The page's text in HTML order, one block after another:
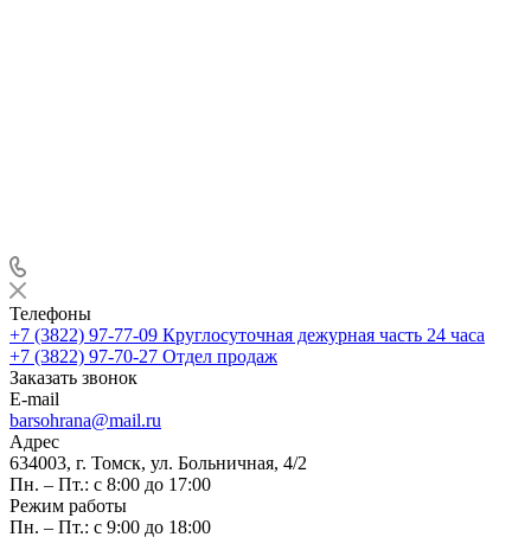
Телефоны
+7 (3822) 97-77-09 Круглосуточная дежурная часть 24 часа
+7 (3822) 97-70-27 Отдел продаж
Заказать звонок
E-mail
barsohrana@mail.ru
Адрес
634003, г. Томск, ул. Больничная, 4/2
Пн. – Пт.: с 8:00 до 17:00
Режим работы
Пн. – Пт.: с 9:00 до 18:00